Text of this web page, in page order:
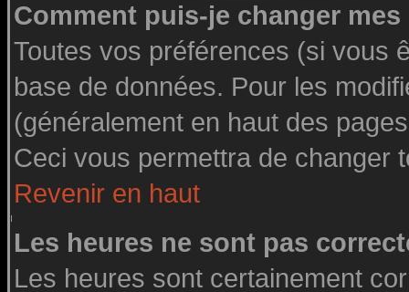
Comment puis-je changer
Toutes vos préférences (si vous
base de données. Pour les
(généralement en haut des
Ceci vous permettra de changer
Revenir en haut
Les heures ne sont pas
Les heures sont certainement